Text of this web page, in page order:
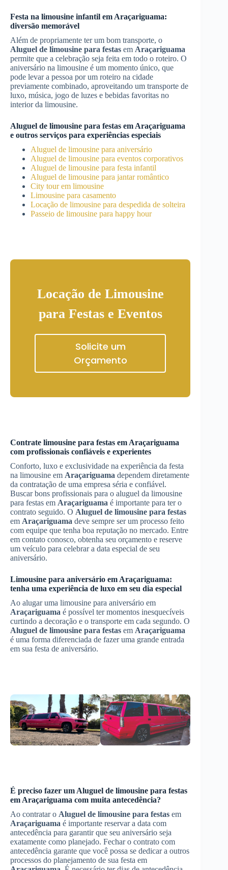
Festa na limousine infantil em Araçariguama:
diversão memorável
Além de propriamente ter um bom transporte, o
Aluguel de limousine para festas em Araçariguama
permite que a celebração seja feita em todo o roteiro. O
aniversário na limousine é um momento único, que
pode levar a pessoa por um roteiro na cidade
previamente combinado, aproveitando um transporte de
luxo, música, jogo de luzes e bebidas favoritas no
interior da limousine.
Aluguel de limousine para festas em Araçariguama
e outros serviços para experiências especiais
Aluguel de limousine para aniversário
Aluguel de limousine para eventos corporativos
Aluguel de limousine para festa infantil
Aluguel de limousine para jantar romântico
City tour em limousine
Limousine para casamento
Locação de limousine para despedida de solteira
Passeio de limousine para happy hour
Locação de Limousine
para Festas e Eventos
Solicite um
Orçamento
Contrate limousine para festas em Araçariguama
com profissionais confiáveis e experientes
Conforto, luxo e exclusividade na experiência da festa
na limousine em Araçariguama dependem diretamente
da contratação de uma empresa séria e confiável.
Buscar bons profissionais para o aluguel da limousine
para festas em Araçariguama é importante para ter o
contrato seguido. O Aluguel de limousine para festas
em Araçariguama deve sempre ser um processo feito
com equipe que tenha boa reputação no mercado. Entre
em contato conosco, obtenha seu orçamento e reserve
um veículo para celebrar a data especial de seu
aniversário.
Limousine para aniversário em Araçariguama:
tenha uma experiência de luxo em seu dia especial
Ao alugar uma limousine para aniversário em
Araçariguama é possível ter momentos inesquecíveis
curtindo a decoração e o transporte em cada segundo. O
Aluguel de limousine para festas em Araçariguama
é uma forma diferenciada de fazer uma grande entrada
em sua festa de aniversário.
É preciso fazer um Aluguel de limousine para festas
em Araçariguama com muita antecedência?
Ao contratar o Aluguel de limousine para festas em
Araçariguama é importante reservar a data com
antecedência para garantir que seu aniversário seja
exatamente como planejado. Fechar o contrato com
antecedência garante que você possa se dedicar a outros
processos do planejamento de sua festa em